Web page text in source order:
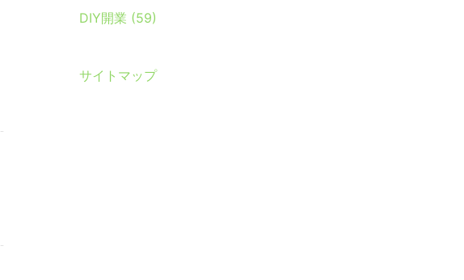
DIY開業 (59)
サイトマップ